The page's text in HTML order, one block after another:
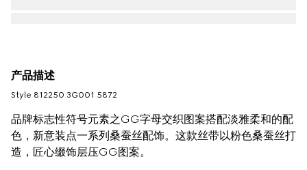
产品描述
Style ‎812250 3G001 5872
品牌标志性符号元素之GG字母交织图案搭配淡雅柔和的配
色，新意装点一系列桑蚕丝配饰。这款丝带以粉色桑蚕丝打
造，匠心缀饰层压GG图案。